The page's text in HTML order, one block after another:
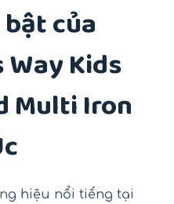
của
Kids
Multi Iron
hiệu nổi tiếng tại